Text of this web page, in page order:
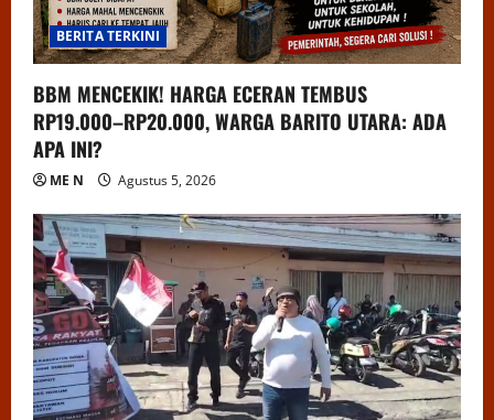
BERITA TERKINI
BBM MENCEKIK! HARGA ECERAN TEMBUS
RP19.000–RP20.000, WARGA BARITO UTARA: ADA
APA INI?
ME N Agustus 5, 2026